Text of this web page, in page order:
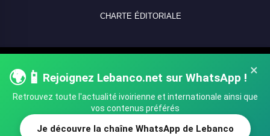
×
🌍📱 Rejoignez Lebanco.net sur WhatsApp !
Retrouvez toute l'actualité ivoirienne et internationale ainsi que
vos contenus préférés
Je découvre la chaîne WhatsApp de Lebanco
CHARTE ÉDITORIALE
réservés - All rights reserved.